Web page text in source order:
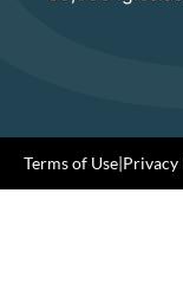
Terms of Use|Privacy